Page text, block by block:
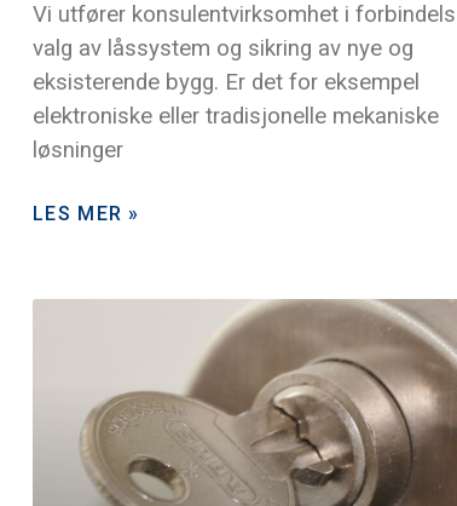
Vi utfører konsulentvirksomhet i
valg av låssystem og sikring av nye og
eksisterende bygg. Er det for eksempel
elektroniske eller tradisjonelle mekaniske
løsninger
LES MER »